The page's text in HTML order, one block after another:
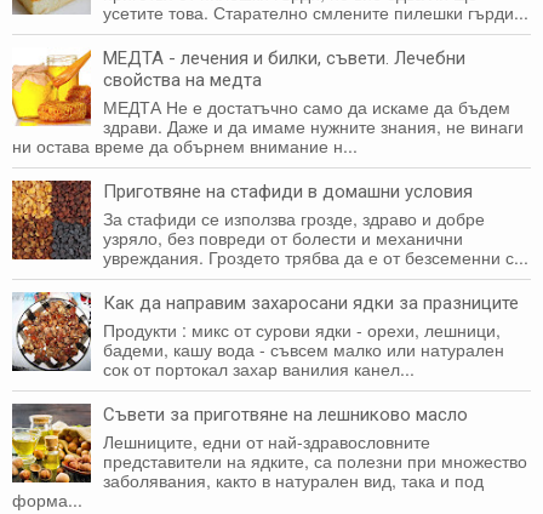
усетите това. Старателно смлените пилешки гърди...
МЕДТА - лечения и билки, съвети. Лечебни
свойства на медта
МЕДТА Не е достатъчно само да искаме да бъдем
здрави. Даже и да имаме нужните знания, не винаги
ни оста­ва време да обърнем внимание н...
Приготвяне на стафиди в домашни условия
За стафиди се използва грозде, здраво и добре
узряло, без повреди от болести и механични
увреждания. Гроздето трябва да е от безсеменни с...
Как да направим захаросани ядки за празниците
Продукти : микс от сурови ядки - орехи, лешници,
бадеми, кашу вода - съвсем малко или натурален
сок от портокал захар ванилия канел...
Съвети за приготвяне на лешниково масло
Лешниците, едни от най-здравословните
представители на ядките, са полезни при множество
заболявания, както в натурален вид, така и под
форма...